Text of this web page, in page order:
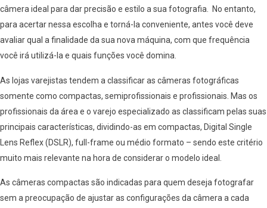
câmera ideal para dar precisão e estilo a sua fotografia. No entanto,
para acertar nessa escolha e torná-la conveniente, antes você deve
avaliar qual a finalidade da sua nova máquina, com que frequência
você irá utilizá-la e quais funções você domina.
As lojas varejistas tendem a classificar as câmeras fotográficas
somente como compactas, semiprofissionais e profissionais. Mas os
profissionais da área e o varejo especializado as classificam pelas suas
principais características, dividindo-as em compactas, Digital Single
Lens Reflex (DSLR), full-frame ou médio formato – sendo este critério
muito mais relevante na hora de considerar o modelo ideal.
As câmeras compactas são indicadas para quem deseja fotografar
sem a preocupação de ajustar as configurações da câmera a cada